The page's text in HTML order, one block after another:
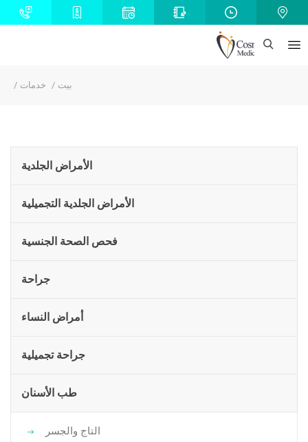
بيت خدمات
الأمراض الجلدية
الأمراض الجلدية التجميلية
فحص الصحة الجنسية
جراحة
أمراض النساء
جراحة تجميلية
طب الأسنان
التاج والجسر